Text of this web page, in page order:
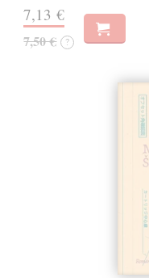
7,13 €
7,50 € ?